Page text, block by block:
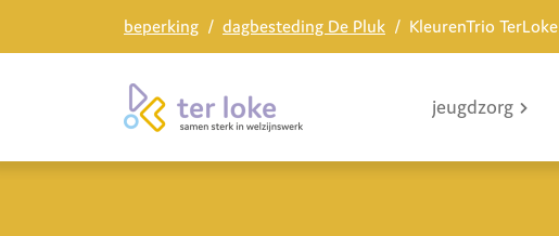
beperking dagbesteding De Pluk KleurenTrio TerLoke
jeugdzorg